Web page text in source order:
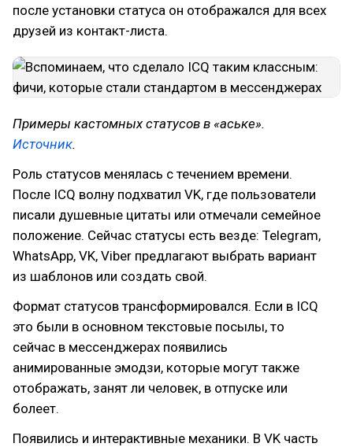
после установки статуса он отображался для всех
друзей из контакт-листа.
Примеры кастомных статусов в «аське».
Источник.
Роль статусов менялась с течением времени.
После ICQ волну подхватил VK, где пользователи
писали душевные цитаты или отмечали семейное
положение. Сейчас статусы есть везде: Telegram,
WhatsApp, VK, Viber предлагают выбрать вариант
из шаблонов или создать свой.
Формат статусов трансформировался. Если в ICQ
это были в основном текстовые посылы, то
сейчас в мессенджерах появились
анимированные эмодзи, которые могут также
отображать, занят ли человек, в отпуске или
болеет.
Появились и интерактивные механики. В VK часть